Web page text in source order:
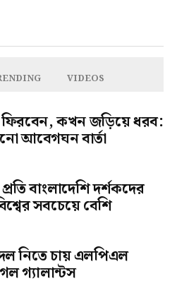
VIDEOS
ফিরবেন, কখন জড়িয়ে ধরব:
আবেগঘন বার্তা
বাংলাদেশি দর্শকদের
সবচেয়ে বেশি
নিতে চায় এলপিএল
গ্যালান্টস